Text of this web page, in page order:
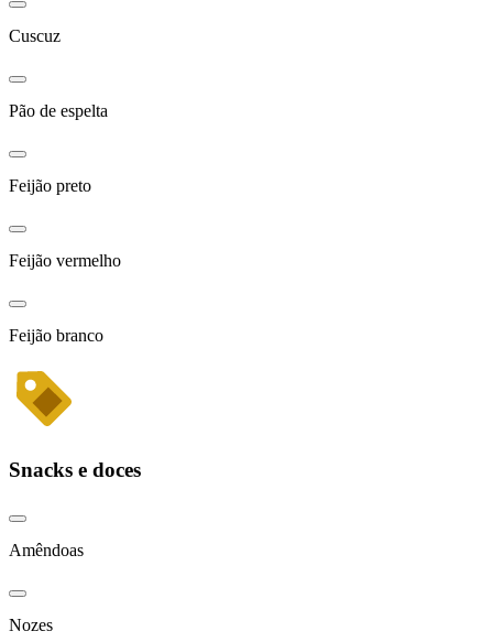
Cuscuz
Pão de espelta
Feijão preto
Feijão vermelho
Feijão branco
Snacks e doces
Amêndoas
Nozes